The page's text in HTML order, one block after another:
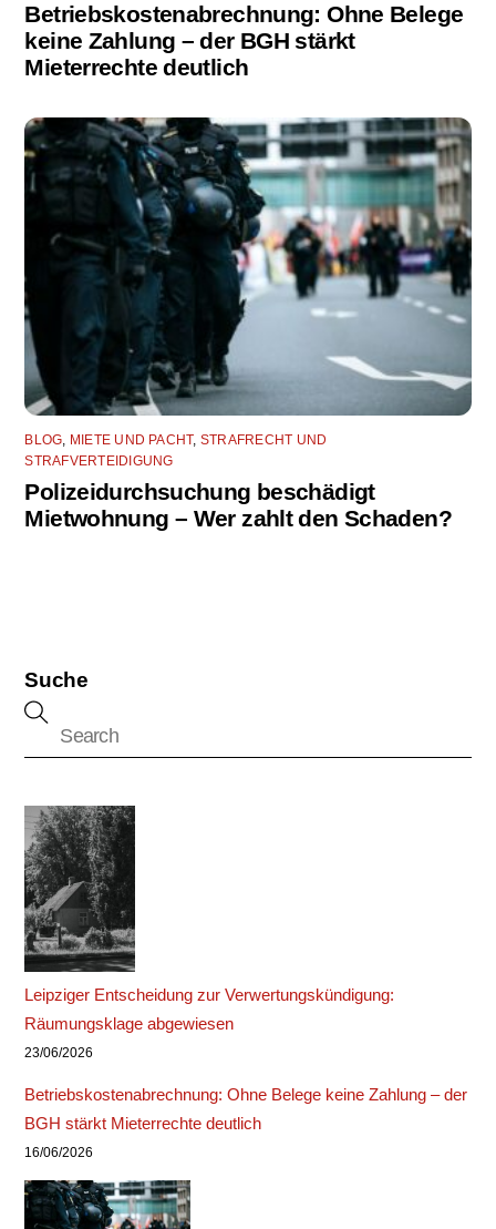
Betriebskostenabrechnung: Ohne Belege
keine Zahlung – der BGH stärkt
Mieterrechte deutlich
BLOG MIETE UND PACHT, STRAFRECHT UND
STRAFVERTEIDIGUNG
Polizeidurchsuchung beschädigt
Mietwohnung – Wer zahlt den Schaden?
Suche
Leipziger Entscheidung zur Verwertungskündigung:
Räumungsklage abgewiesen
23/06/2026
Betriebskostenabrechnung: Ohne Belege keine Zahlung – der
BGH stärkt Mieterrechte deutlich
16/06/2026